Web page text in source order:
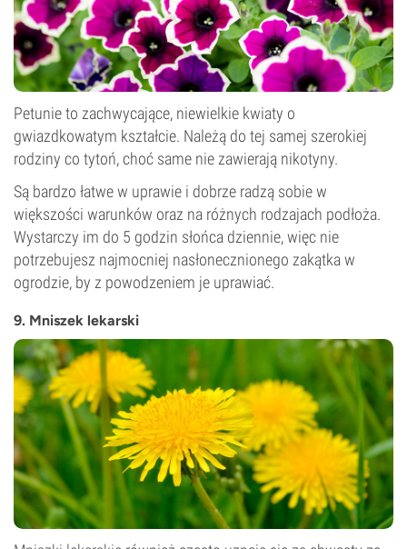
Petunie to zachwycające, niewielkie kwiaty o
gwiazdkowatym kształcie. Należą do tej samej szerokiej
rodziny co tytoń, choć same nie zawierają nikotyny.
Są bardzo łatwe w uprawie i dobrze radzą sobie w
większości warunków oraz na różnych rodzajach podłoża.
Wystarczy im do 5 godzin słońca dziennie, więc nie
potrzebujesz najmocniej nasłonecznionego zakątka w
ogrodzie, by z powodzeniem je uprawiać.
9. Mniszek lekarski